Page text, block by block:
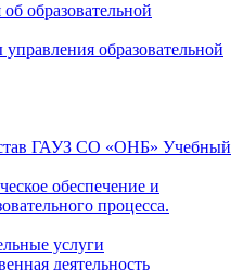
образовательной
образовательной
ГАУЗ СО «ОНБ» Учебный
обеспечение и
процесса.
услуги
деятельность